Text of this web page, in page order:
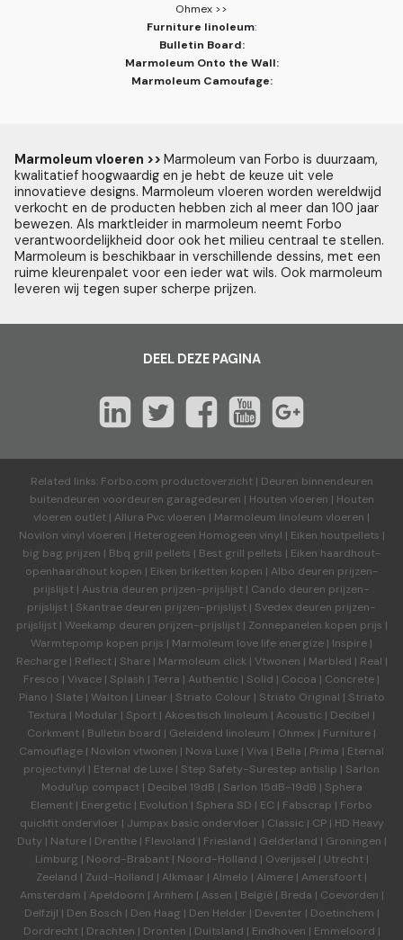
Ohmex >>
Furniture linoleum:
Bulletin Board:
Marmoleum Onto the Wall:
Marmoleum Camoufage:
Marmoleum vloeren >> Marmoleum van Forbo is duurzaam,
kwalitatief hoogwaardig en je hebt de keuze uit vele
innovatieve designs. Marmoleum vloeren worden wereldwijd
verkocht en de producten hebben zich al meer dan 100 jaar
bewezen. Als marktleider in marmoleum neemt Forbo
verantwoordelijkheid door ook het milieu centraal te stellen.
Marmoleum is beschikbaar in verschillende dessins, met een
ruime kleurenpalet voor een ieder wat wils. Ook marmoleum
leveren wij tegen super scherpe prijzen.
DEEL DEZE PAGINA
Related links: Forbo.com productoverzicht| Deuren binnendeuren
buitendeuren voordeuren garagedeuren | Houten vloeren | Houten
vloeren outlet | Allura Pvc vloeren | Marmoleum linoleum vloeren |
Novilon vinyl vloeren | Heterogeen Homogeen vinyl | Eiken houtpellets |
big bag prijzen | Bbq grill pellets | Best grill pellets | Eiken haardhout-
openhaardhout kopen | Eiken briketten kopen | Albo deuren prijzen-
prijslijst | Austria deuren prijzen-prijslijst | Cando deuren prijzen-
prijslijst | Skantrae deuren prijzen-prijslijst | Svedex deuren prijzen-
prijslijst| Weekamp deuren prijzen-prijslijst| Zonnepanelen kopen prijs |
Warmtepomp kopen prijs | Marmoleum love life energize | Inspire |
Recharge| Reflect| Share| Marmoleum click| Vtwonen | Marbled | Real |
Fresco | Vivace | Splash | Terra | Authentic | Solid | Cocoa | Concrete |
Piano | Slate| Walton | Linear | Striato Colour | Striato Original | Striato
Textura | Modular | Sport | Akoestisch linoleum | Acoustic | Decibel |
Corkment | Bulletin board | Geleidend linoleum | Ohmex | Furniture |
Camouflage | Novilon vtwonen | Nova Luxe | Viva | Bella | Prima | Eternal
projectvinyl | Eternal de Luxe | Step Safety-Surestep antislip | Sarlon
Modul'up compact| Decibel 19dB | Sarlon 15dB-19dB | Sphera
Element | Energetic | Evolution | Sphera SD | EC | Fabscrap | Forbo
quickfit ondervloer | Jumpax basic ondervloer | Classic | CP| HD Heavy
Duty | Nature| Drenthe| Flevoland | Friesland | Gelderland | Groningen |
Limburg | Noord-Brabant| Noord-Holland | Overijssel | Utrecht|
Zeeland | Zuid-Holland | Alkmaar | Almelo | Almere | Amersfoort |
Amsterdam | Apeldoorn | Arnhem | Assen | België| Breda | Coevorden |
Delfzijl | Den Bosch | Den Haag | Den Helder | Deventer | Doetinchem |
Dordrecht| Drachten | Dronten | Duitsland | Eindhoven | Emmeloord |